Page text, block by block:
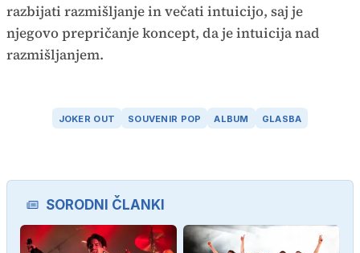
razbijati razmišljanje in večati intuicijo, saj je
njegovo prepričanje koncept, da je intuicija nad
razmišljanjem.
JOKER OUT SOUVENIR POP ALBUM GLASBA
SORODNI ČLANKI